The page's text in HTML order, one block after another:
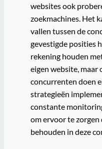
websites ook
zoekmachines. Het
vallen tussen de
gevestigde posities
rekening houden
eigen website, maar
concurrenten doen
strategieën
constante
om ervoor te
behouden in deze